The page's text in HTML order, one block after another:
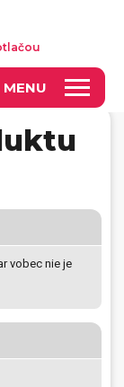
MENU
vobec nie je